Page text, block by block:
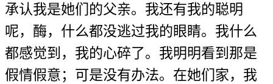
承认我是她们的父亲。我还有我的聪明
呢，酶，什么都没逃过我的眼睛。我什么
都感觉到，我的心碎了。我明明看到那是
假情假意；可是没有办法。在她们家，我